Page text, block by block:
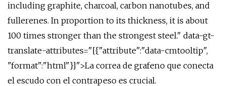
including graphite, charcoal, carbon nanotubes, and
fullerenes. In proportion to its thickness, it is about
100 times stronger than the strongest steel." data-gt-
translate-attributes="[{"attribute":"data-cmtooltip",
"format":"html"}]">La correa de grafeno que conecta
el escudo con el contrapeso es crucial.